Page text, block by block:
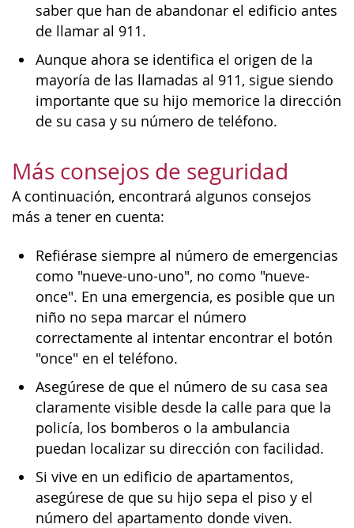
saber que han de abandonar el edificio antes
de llamar al 911.
Aunque ahora se identifica el origen de la
mayoría de las llamadas al 911, sigue siendo
importante que su hijo memorice la dirección
de su casa y su número de teléfono.
Más consejos de seguridad
A continuación, encontrará algunos consejos
más a tener en cuenta:
Refiérase siempre al número de emergencias
como "nueve-uno-uno", no como "nueve-
once". En una emergencia, es posible que un
niño no sepa marcar el número
correctamente al intentar encontrar el botón
"once" en el teléfono.
Asegúrese de que el número de su casa sea
claramente visible desde la calle para que la
policía, los bomberos o la ambulancia
puedan localizar su dirección con facilidad.
Si vive en un edificio de apartamentos,
asegúrese de que su hijo sepa el piso y el
número del apartamento donde viven.